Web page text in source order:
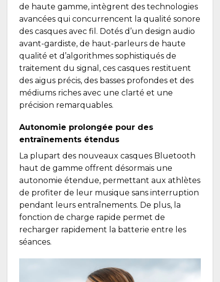
de haute gamme, intègrent des technologies
avancées qui concurrencent la qualité sonore
des casques avec fil. Dotés d’un design audio
avant-gardiste, de haut-parleurs de haute
qualité et d’algorithmes sophistiqués de
traitement du signal, ces casques restituent
des aigus précis, des basses profondes et des
médiums riches avec une clarté et une
précision remarquables.
Autonomie prolongée pour des
entraînements étendus
La plupart des nouveaux casques Bluetooth
haut de gamme offrent désormais une
autonomie étendue, permettant aux athlètes
de profiter de leur musique sans interruption
pendant leurs entraînements. De plus, la
fonction de charge rapide permet de
recharger rapidement la batterie entre les
séances.